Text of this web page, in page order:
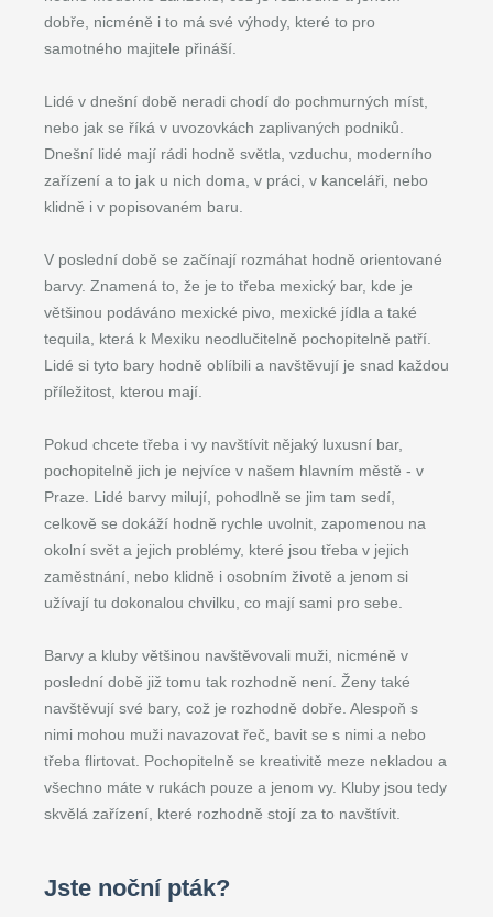
dobře, nicméně i to má své výhody, které to pro
samotného majitele přináší.
Lidé v dnešní době neradi chodí do pochmurných míst,
nebo jak se říká v uvozovkách zaplivaných podniků.
Dnešní lidé mají rádi hodně světla, vzduchu, moderního
zařízení a to jak u nich doma, v práci, v kanceláři, nebo
klidně i v popisovaném baru.
V poslední době se začínají rozmáhat hodně orientované
barvy. Znamená to, že je to třeba mexický bar, kde je
většinou podáváno mexické pivo, mexické jídla a také
tequila, která k Mexiku neodlučitelně pochopitelně patří.
Lidé si tyto bary hodně oblíbili a navštěvují je snad každou
příležitost, kterou mají.
Pokud chcete třeba i vy navštívit nějaký luxusní bar,
pochopitelně jich je nejvíce v našem hlavním městě - v
Praze. Lidé barvy milují, pohodlně se jim tam sedí,
celkově se dokáží hodně rychle uvolnit, zapomenou na
okolní svět a jejich problémy, které jsou třeba v jejich
zaměstnání, nebo klidně i osobním životě a jenom si
užívají tu dokonalou chvilku, co mají sami pro sebe.
Barvy a kluby většinou navštěvovali muži, nicméně v
poslední době již tomu tak rozhodně není. Ženy také
navštěvují své bary, což je rozhodně dobře. Alespoň s
nimi mohou muži navazovat řeč, bavit se s nimi a nebo
třeba flirtovat. Pochopitelně se kreativitě meze nekladou a
všechno máte v rukách pouze a jenom vy. Kluby jsou tedy
skvělá zařízení, které rozhodně stojí za to navštívit.
Jste noční pták?